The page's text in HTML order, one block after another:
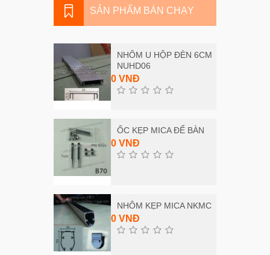
SẢN PHẨM BÁN CHẠY
NHÔM U HỘP ĐÈN 6CM
NUHD06
0 VNĐ
ỐC KẸP MICA ĐỂ BÀN
0 VNĐ
NHÔM KẸP MICA NKMC
0 VNĐ